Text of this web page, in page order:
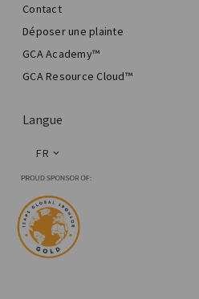
Contact
Déposer une plainte
GCA Academy™
GCA Resource Cloud™
Langue
FR